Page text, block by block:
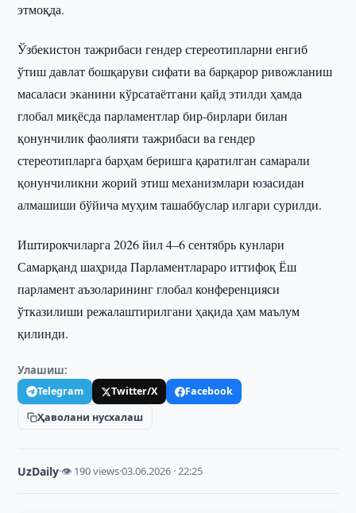
этмоқда.
Ўзбекистон тажрибаси гендер стереотипларни енгиб
ўтиш давлат бошқаруви сифати ва барқарор ривожланиш
масаласи эканини кўрсатаётгани қайд этилди ҳамда
глобал миқёсда парламентлар бир-бирлари билан
қонунчилик фаолияти тажрибаси ва гендер
стереотипларга барҳам беришга қаратилган самарали
қонунчиликни жорий этиш механизмлари юзасидан
алмашиши бўйича муҳим ташаббуслар илгари сурилди.
Иштирокчиларга 2026 йил 4–6 сентябрь кунлари
Самарқанд шаҳрида Парламентлараро иттифоқ Ёш
парламент аъзоларининг глобал конференцияси
ўтказилиши режалаштирилгани ҳақида ҳам маълум
қилинди.
Улашиш:
Telegram Twitter/X
Facebook
Ҳаволани нусхалаш
UzDaily·👁 190 views·03.06.2026 · 22:25